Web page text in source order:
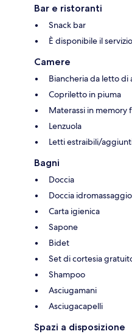
Bar e ristoranti
Snack bar
È disponibile il
Camere
Biancheria da letto di
Copriletto in piuma
Materassi in memory
Lenzuola
Letti estraibili/
Bagni
Doccia
Doccia idromassaggio
Carta igienica
Sapone
Bidet
Set di cortesia
Shampoo
Asciugamani
Asciugacapelli
Spazi a disposizione